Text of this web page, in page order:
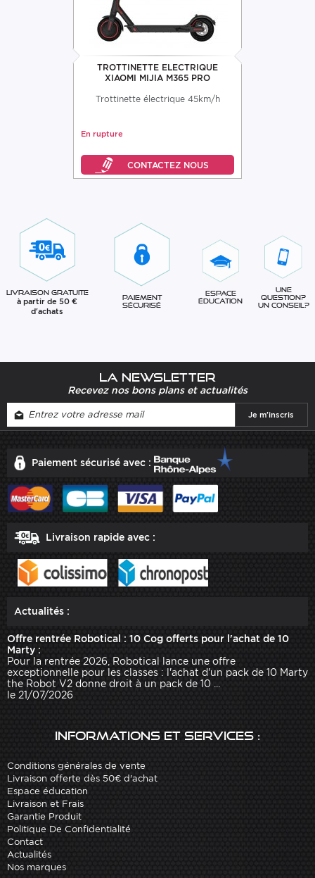
TROTTINETTE ELECTRIQUE
XIAOMI MIJIA M365 PRO
Trottinette électrique 45km/h
En rupture
Livraison gratuite
à partir de 50 €
d'achats
Paiement
sécurisé
Espace
éducation
Une
question?
Un conseil?
La newsletter
Recevez nos bons plans et actualités
Paiement sécurisé avec :
Livraison rapide avec :
Actualités :
Offre rentrée Robotical : 10 Cog offerts pour l'achat de 10
Marty :
Pour la rentrée 2026, Robotical lance une offre
exceptionnelle pour les classes : l'achat d'un pack de 10 Marty
the Robot V2 donne droit à un pack de 10 ...
le 21/07/2026
Informations et services :
Conditions générales de vente
Livraison offerte dès 50€ d'achat
Espace éducation
Livraison et Frais
Garantie Produit
Politique De Confidentialité
Contact
Actualités
Nos marques